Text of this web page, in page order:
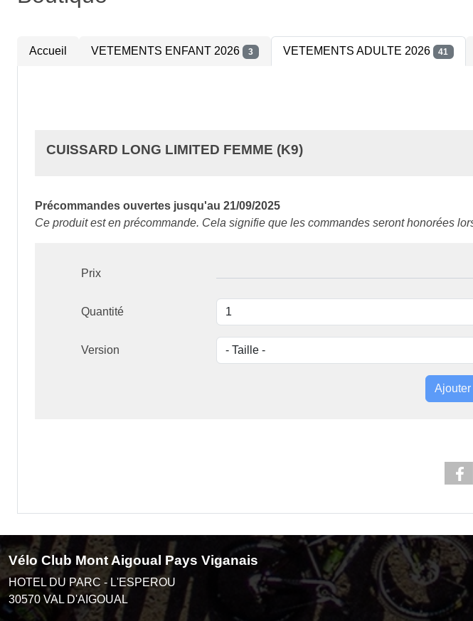
Accueil VETEMENTS ENFANT 2026 3 VETEMENTS ADULTE 2026 41
CUISSARD LONG LIMITED FEMME (K9)
Précommandes ouvertes jusqu'au 21/09/2025
Ce produit est en précommande. Cela signifie que les commandes seront honorées
Prix
Quantité
Version
Vélo Club Mont Aigoual Pays Viganais
HOTEL DU PARC - L'ESPEROU
30570 VAL D'AIGOUAL